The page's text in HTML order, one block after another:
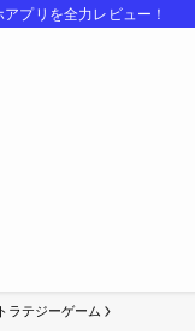
プリを全力レビュー！
ラテジーゲーム